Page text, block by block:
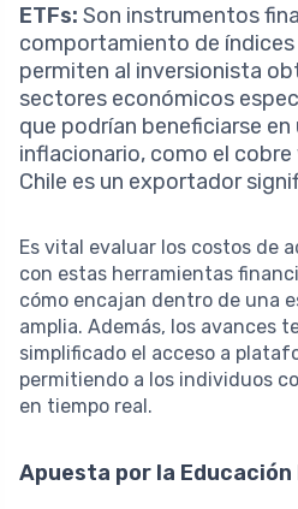
ETFs: Son instrumentos
comportamiento de
permiten al inversionista
sectores económicos
que podrían beneficiarse
inflacionario, como el cobre
Chile es un exportador
Es vital evaluar los costos de
con estas herramientas
cómo encajan dentro de una
amplia. Además, los avances
simplificado el acceso a
permitiendo a los individuos
en tiempo real.
Apuesta por la